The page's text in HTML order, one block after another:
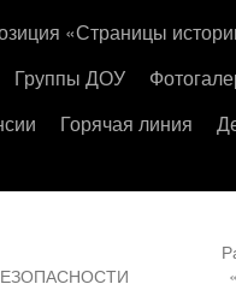
«Страницы
Группы ДОУ
Горячая линия